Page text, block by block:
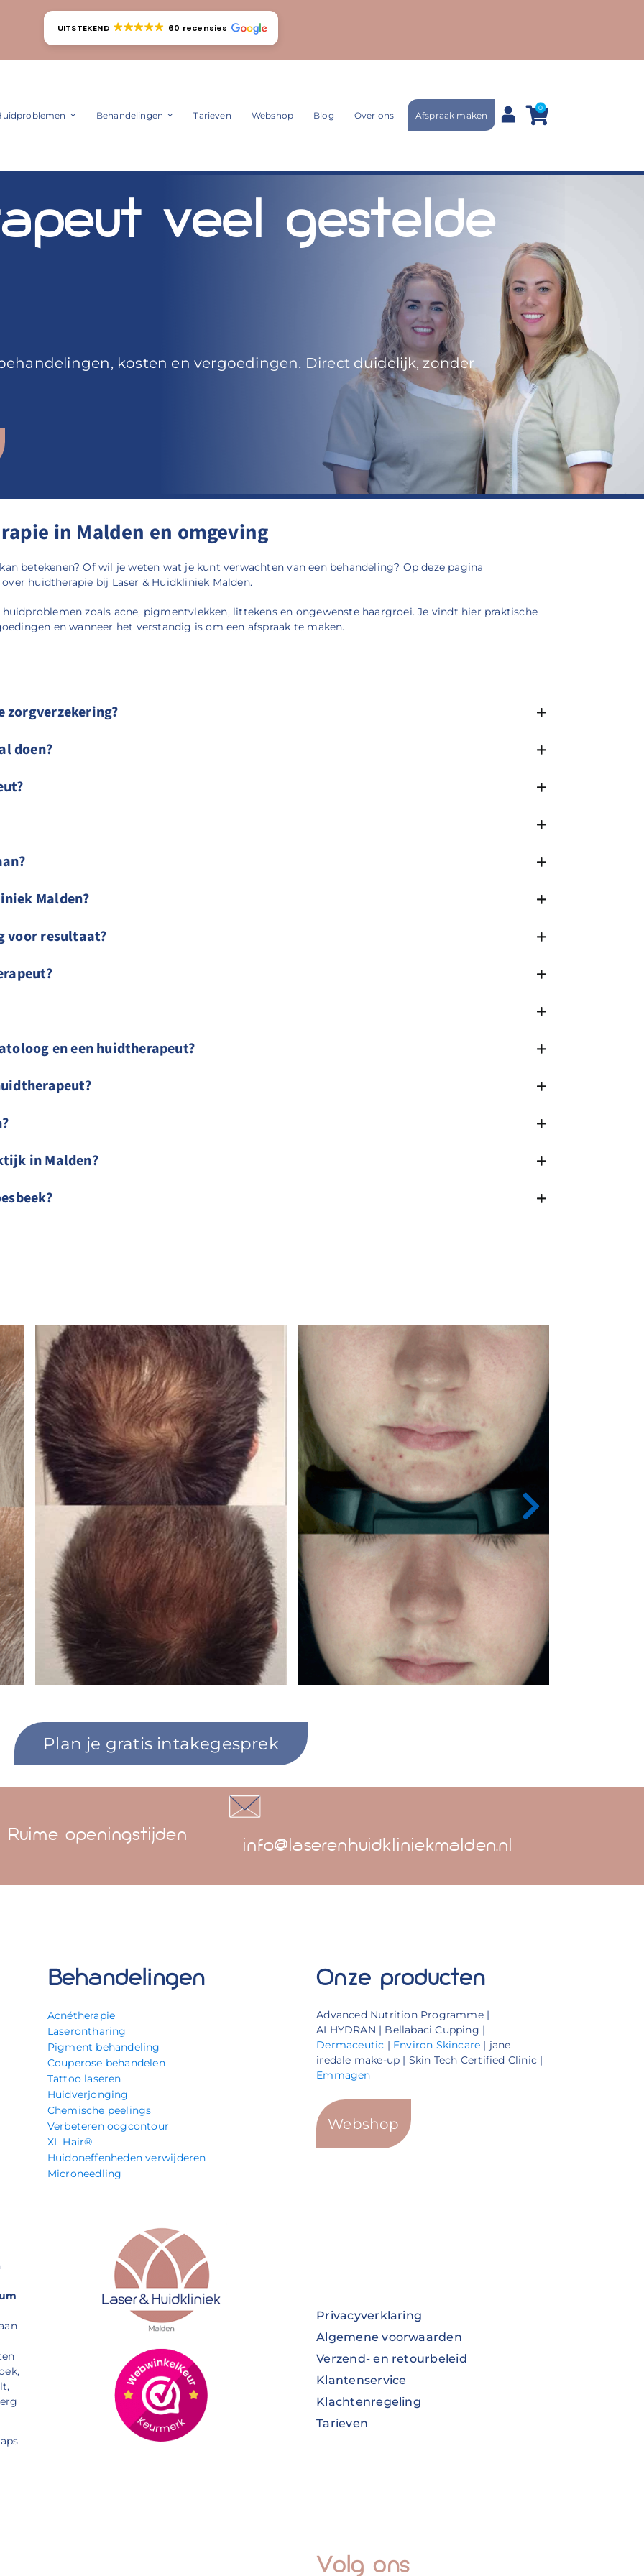
UITSTEKEND 60 recensies
Behandelingen Tarieven Webshop Blog Over ons Afspraak maken
0
veel gestelde
kosten en vergoedingen. Direct duidelijk, zonder
in Malden en omgeving
betekenen? Of wil je weten wat je kunt verwachten van een behandeling? Op deze pagina
huidtherapie bij Laser & Huidkliniek Malden.
zoals acne, pigmentvlekken, littekens en ongewenste haargroei. Je vindt hier praktische
en wanneer het verstandig is om een afspraak te maken.
zorgverzekering?
doen?
Malden?
voor resultaat?
en een huidtherapeut?
in Malden?
Plan je gratis intakegesprek
Ruime openingstijden info@laserenhuidkliniekmalden.nl
Behandelingen
Acnétherapie
Laserontharing
Pigment behandeling
Couperose behandelen
Tattoo laseren
Huidverjonging
Chemische peelings
Verbeteren oogcontour
XL Hair®
Huidoneffenheden verwijderen
Microneedling
Onze producten
Advanced Nutrition Programme |
ALHYDRAN | Bellabaci Cupping |
Dermaceutic | Environ Skincare | jane
iredale make-up | Skin Tech Certified Clinic |
Emmagen
Webshop
Privacyverklaring
Algemene voorwaarden
Verzend- en retourbeleid
Klantenservice
Klachtenregeling
Tarieven
Volg ons